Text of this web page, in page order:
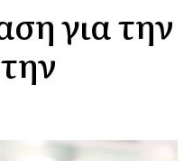
για την